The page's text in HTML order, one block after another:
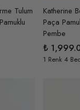
Tulum
Katherine
Paça
Pembe
₺
1 Renk 4